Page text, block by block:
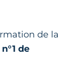
de la
n°1 de